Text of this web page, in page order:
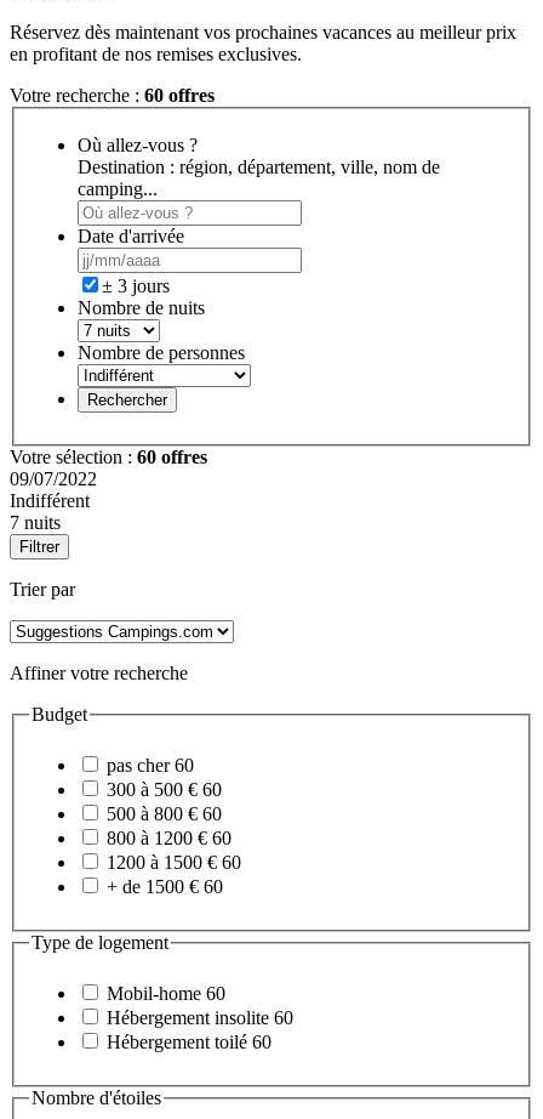
Réservez dès maintenant vos prochaines vacances au meilleur prix
en profitant de nos remises exclusives.
Votre recherche : 60 offres
Où allez-vous ?
Destination : région, département, ville, nom de
camping...
Date d'arrivée
± 3 jours
Nombre de nuits
Nombre de personnes
Rechercher
Votre sélection : 60 offres
09/07/2022
Indifférent
7 nuits
Filtrer
Trier par
Affiner votre recherche
Budget
pas cher60
300 à 500 € 60
500 à 800 € 60
800 à 1200 € 60
1200 à 1500 € 60
+ de 1500 € 60
Type de logement
Mobil-home 60
Hébergement insolite 60
Hébergement toilé 60
Nombre d'étoiles